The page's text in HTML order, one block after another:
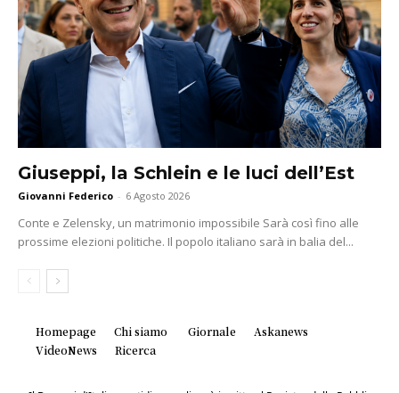
Giuseppi, la Schlein e le luci dell’Est
Giovanni Federico - 6 Agosto 2026
Conte e Zelensky, un matrimonio impossibile Sarà così fino alle
prossime elezioni politiche. Il popolo italiano sarà in balia del...
Homepage Chi siamo Giornale
Askanews
VideoNews
Ricerca